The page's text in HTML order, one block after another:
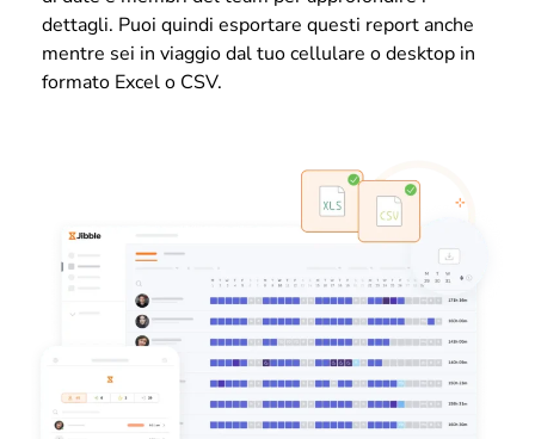
dettagli. Puoi quindi esportare questi report anche
mentre sei in viaggio dal tuo cellulare o desktop in
formato Excel o CSV.